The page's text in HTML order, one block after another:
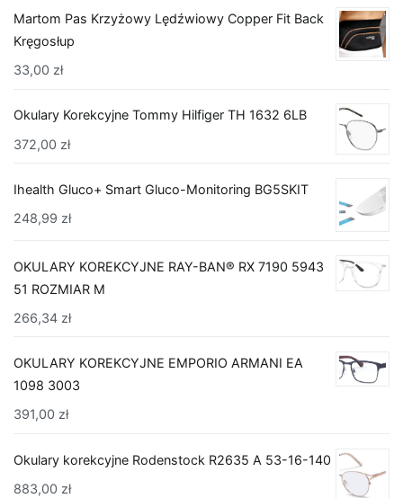
Martom Pas Krzyżowy Lędźwiowy Copper Fit Back
Kręgosłup
33,00 zł
Okulary Korekcyjne Tommy Hilfiger TH 1632 6LB
372,00 zł
Ihealth Gluco+ Smart Gluco-Monitoring BG5SKIT
248,99 zł
OKULARY KOREKCYJNE RAY-BAN® RX 7190 5943
51 ROZMIAR M
266,34 zł
OKULARY KOREKCYJNE EMPORIO ARMANI EA
1098 3003
391,00 zł
Okulary korekcyjne Rodenstock R2635 A 53-16-140
883,00 zł